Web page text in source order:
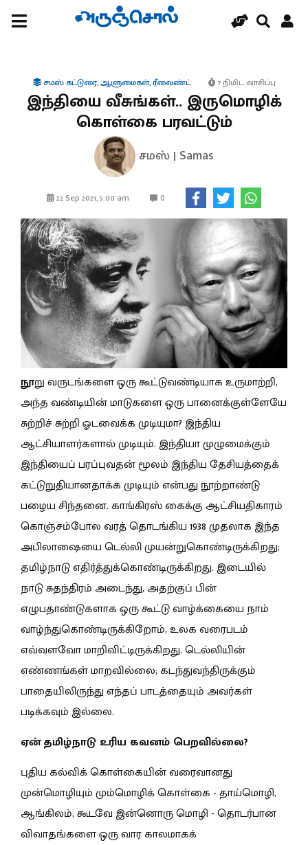
சமஸ் கட்டுரை,ஆளுமைகள்,ரீவைண்ட் 7 நிமிட வாசிப்பு
இந்தியை வீசுங்கள்.. இருமொழிக்
கொள்கை பரவட்டும்
சமஸ் | Samas
22 Sep 2021, 5:00 am 0
நூறு வருடங்களை ஒரு கூட்டுவண்டியாக உருமாற்றி,
அந்த வண்டியின் மாடுகளை ஒரு பானைக்குள்ளேயே
சுற்றிச் சுற்றி ஓடவைக்க முடியுமா? இந்திய
ஆட்சியாளர்களால் முடியும். இந்தியா முழுமைக்கும்
இந்தியைப் பரப்புவதன் மூலம் இந்திய தேசியத்தைக்
கட்டுறுதியானதாக்க முடியும் என்பது நூற்றாண்டு
பழைய சிந்தனை. காங்கிரஸ் கைக்கு ஆட்சியதிகாரம்
கொஞ்சம்போல வரத் தொடங்கிய 1938 முதலாக இந்த
அபிலாஷையை டெல்லி முயன்றுகொண்டிருக்கிறது;
தமிழ்நாடு எதிர்த்துக்கொண்டிருக்கிறது. இடையில்
நாடு சுதந்திரம் அடைந்து, அதற்குப் பின்
எழுபதாண்டுகளாக ஒரு கூட்டு வாழ்க்கையை நாம்
வாழ்ந்துகொண்டிருக்கிறோம்; உலக வரைபடம்
எவ்வளவோ மாறிவிட்டிருக்கிறது. டெல்லியின்
எண்ணங்கள் மாறவில்லை; கடந்துவந்திருக்கும்
பாதையிலிருந்து எந்தப் பாடத்தையும் அவர்கள்
படிக்கவும் இல்லை.
ஏன் தமிழ்நாடு உரிய கவனம் பெறவில்லை?
புதிய கல்விக் கொள்கையின் வரைவானது
முன்மொழியும் மும்மொழிக் கொள்கை - தாய்மொழி,
ஆங்கிலம், கூடவே இன்னொரு மொழி - தொடர்பான
விவாதங்களை ஒரு வார காலமாகக்